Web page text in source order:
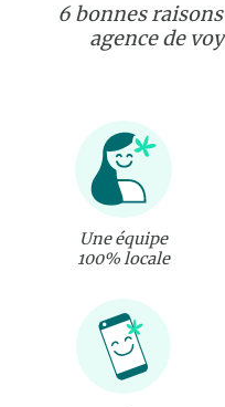
6 bonnes
agence de
Une équipe
100% locale